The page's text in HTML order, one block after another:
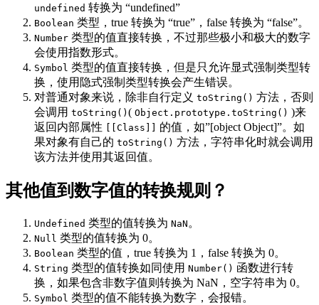
undefined 转换为 “undefined”
Boolean 类型，true 转换为 “true”，false 转换为 “false”。
Number 类型的值直接转换，不过那些极小和极大的数字
会使用指数形式。
Symbol 类型的值直接转换，但是只允许显式强制类型转
换，使用隐式强制类型转换会产生错误。
对普通对象来说，除非自行定义 toString() 方法，否则
会调用 toString() ( Object.prototype.toString() )来
返回内部属性
[[Class]]
的值，如”[object Object]”。如
果对象有自己的 toString() 方法，字符串化时就会调用
该方法并使用其返回值。
其他值到数字值的转换规则？
Undefined 类型的值转换为 NaN 。
Null 类型的值转换为 0。
Boolean 类型的值，true 转换为 1，false 转换为 0。
String 类型的值转换如同使用 Number() 函数进行转
换，如果包含非数字值则转换为 NaN，空字符串为 0。
Symbol 类型的值不能转换为数字，会报错。